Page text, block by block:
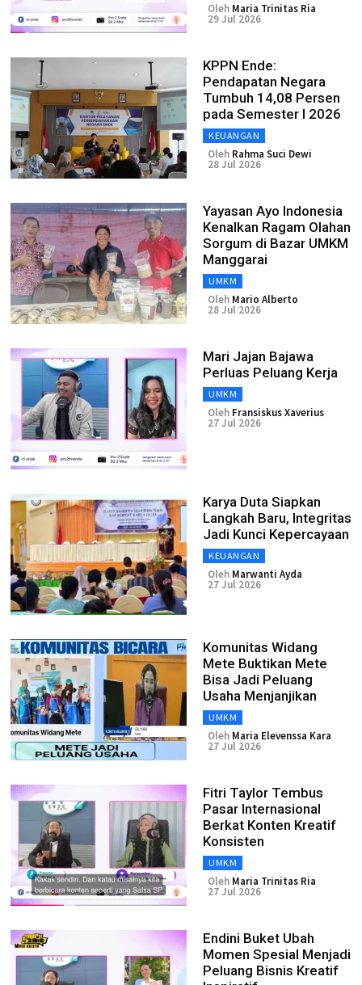
Oleh Maria Trinitas Ria
29 Jul 2026
KPPN Ende:
Pendapatan Negara
Tumbuh 14,08 Persen
pada Semester I 2026
KEUANGAN
Oleh Rahma Suci Dewi
28 Jul 2026
Yayasan Ayo Indonesia
Kenalkan Ragam Olahan
Sorgum di Bazar UMKM
Manggarai
UMKM
Oleh Mario Alberto
28 Jul 2026
Mari Jajan Bajawa
Perluas Peluang Kerja
UMKM
Oleh Fransiskus Xaverius
27 Jul 2026
Karya Duta Siapkan
Langkah Baru, Integritas
Jadi Kunci Kepercayaan
KEUANGAN
Oleh Marwanti Ayda
27 Jul 2026
Komunitas Widang
Mete Buktikan Mete
Bisa Jadi Peluang
Usaha Menjanjikan
UMKM
Oleh Maria Elevenssa Kara
27 Jul 2026
Fitri Taylor Tembus
Pasar Internasional
Berkat Konten Kreatif
Konsisten
UMKM
Oleh Maria Trinitas Ria
27 Jul 2026
Endini Buket Ubah
Momen Spesial Menjadi
Peluang Bisnis Kreatif